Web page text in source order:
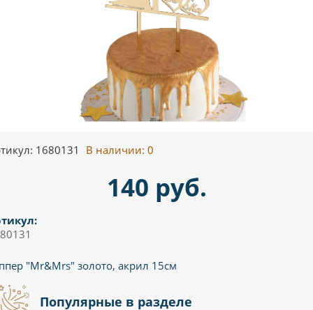
1680131 В наличии: 0
140 руб.
"Mr&Mrs" золото, акрил 15см
Популярные в разделе